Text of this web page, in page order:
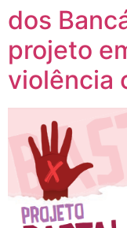
dos
projeto
violência